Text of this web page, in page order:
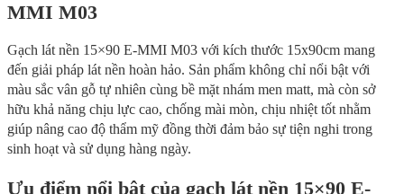
MMI M03
Gạch lát nền 15×90 E-MMI M03 với kích thước 15x90cm mang
đến giải pháp lát nền hoàn hảo. Sản phẩm không chỉ nổi bật với
màu sắc vân gỗ tự nhiên cùng bề mặt nhám men matt, mà còn sở
hữu khả năng chịu lực cao, chống mài mòn, chịu nhiệt tốt nhằm
giúp nâng cao độ thẩm mỹ đồng thời đảm bảo sự tiện nghi trong
sinh hoạt và sử dụng hàng ngày.
Ưu điểm nổi bật của gạch lát nền 15×90 E-